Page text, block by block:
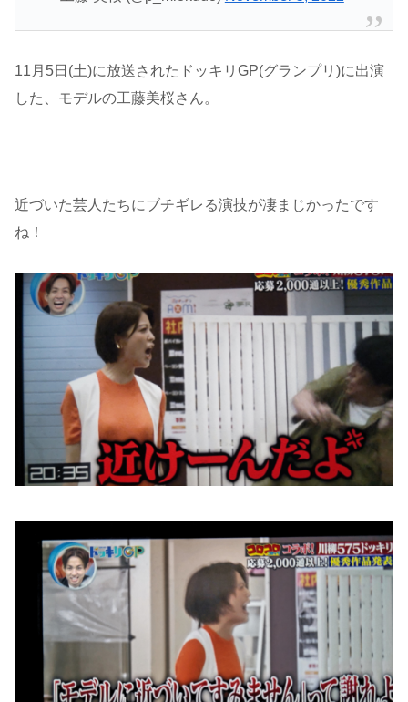
11月5日(土)に放送されたドッキリGP(グランプリ)に出演
した、モデルの工藤美桜さん。
近づいた芸人たちにブチギレる演技が凄まじかったです
ね！